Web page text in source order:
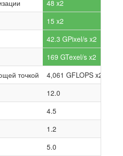
48 x2
15 x2
42.3 GPixel/s x2
169 GTexel/s x2
точкой
4,061 GFLOPS x2
12.0
4.5
1.2
5.0